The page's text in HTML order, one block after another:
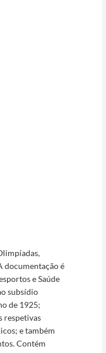
documentação é
e Saúde
subsídio
de 1925;
respetivas
e também
Contém